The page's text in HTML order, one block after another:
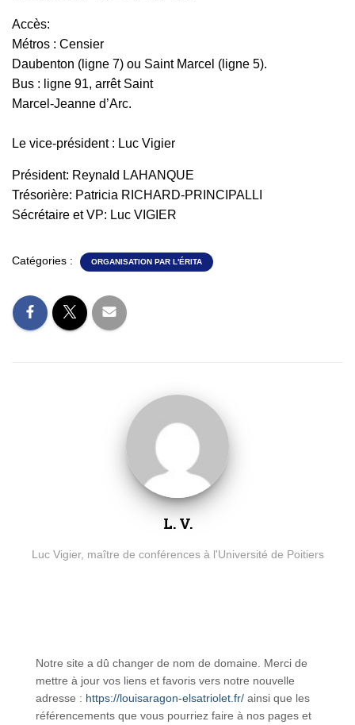
Accès:
Métros : Censier
Daubenton (ligne 7) ou Saint Marcel (ligne 5).
Bus : ligne 91, arrêt Saint
Marcel-Jeanne d’Arc.
Le vice-président : Luc Vigier
Président: Reynald LAHANQUE
Trésorière: Patricia RICHARD-PRINCIPALLI
Sécrétaire et VP: Luc VIGIER
Catégories : ORGANISATION PAR L'ÉRITA
L. V.
Luc Vigier, maître de conférences à l'Université de Poitiers
Notre site a dû changer de nom de domaine. Merci de
mettre à jour vos liens et favoris vers notre nouvelle
adresse : https://louisaragon-elsatriolet.fr/ ainsi que les
référencements que vous pourriez faire à nos pages et